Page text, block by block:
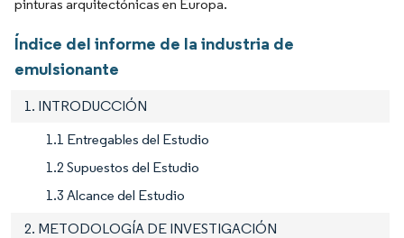
pinturas arquitectónicas en Europa.
Índice del informe de la industria de
emulsionante
1. INTRODUCCIÓN
1.1 Entregables del Estudio
1.2 Supuestos del Estudio
1.3 Alcance del Estudio
2. METODOLOGÍA DE INVESTIGACIÓN